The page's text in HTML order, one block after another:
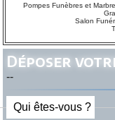
Pompes Funèbres et
Salon
Déposer
--
Qui êtes-vous ?